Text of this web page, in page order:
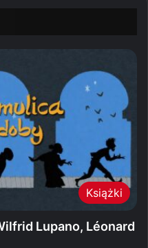
Książki
Lupano, Léonard